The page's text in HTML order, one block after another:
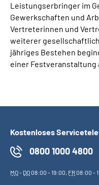
Leistungserbringer im
Gewerkschaften und
Vertreterinnen und
weiterer
jähriges Bestehen
einer Festveranstaltung
Kostenloses
0800 1000 4800
MO- DO08:00 - 19:00, FR08:00 -